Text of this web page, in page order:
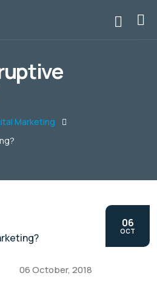
Marketing
06
OCT
06 October, 2018